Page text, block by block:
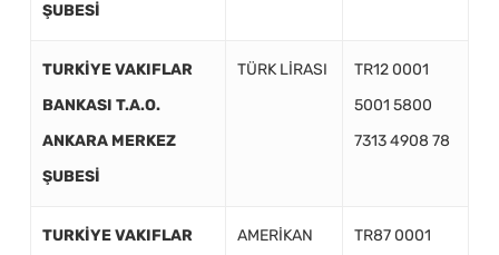
ŞUBESİ
TURKİYE VAKIFLAR
BANKASI T.A.O.
ANKARA MERKEZ
ŞUBESİ
TÜRK LİRASI
TR12 0001
5001 5800
7313 4908 78
TURKİYE VAKIFLAR
AMERİKAN
TR87 0001